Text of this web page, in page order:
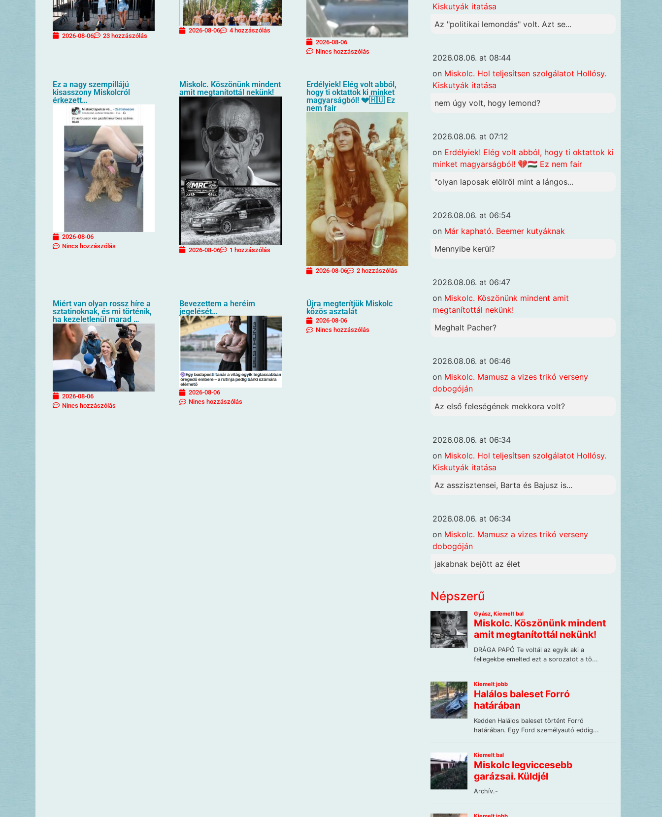
2026-08-06 23 hozzászólás
2026-08-06 4 hozzászólás
2026-08-06
Nincs hozzászólás
Ez a nagy szempillájú
kisasszony Miskolcról
érkezett…
2026-08-06
Nincs hozzászólás
Miskolc. Köszönünk mindent
amit megtanítottál nekünk!
2026-08-06 1 hozzászólás
Erdélyiek! Elég volt abból,
hogy ti oktattok ki minket
magyarságból! 💔🇭🇺 Ez
nem fair
2026-08-06 2 hozzászólás
Miért van olyan rossz híre a
sztatinoknak, és mi történik,
ha kezeletlenül marad …
2026-08-06
Nincs hozzászólás
Bevezettem a heréim
jegelését…
2026-08-06
Nincs hozzászólás
Újra megterítjük Miskolc
közös asztalát
2026-08-06
Nincs hozzászólás
Kiskutyák itatása
Az "politikai lemondás" volt. Azt se...
2026.08.06. at 08:44
on Miskolc. Hol teljesítsen szolgálatot Hollósy.
Kiskutyák itatása
nem úgy volt, hogy lemond?
2026.08.06. at 07:12
on Erdélyiek! Elég volt abból, hogy ti oktattok ki
minket magyarságból! 💔🇭🇺 Ez nem fair
"olyan laposak elölről mint a lángos...
2026.08.06. at 06:54
on Már kapható. Beemer kutyáknak
Mennyibe kerül?
2026.08.06. at 06:47
on Miskolc. Köszönünk mindent amit
megtanítottál nekünk!
Meghalt Pacher?
2026.08.06. at 06:46
on Miskolc. Mamusz a vizes trikó verseny
dobogóján
Az első feleségének mekkora volt?
2026.08.06. at 06:34
on Miskolc. Hol teljesítsen szolgálatot Hollósy.
Kiskutyák itatása
Az asszisztensei, Barta és Bajusz is...
2026.08.06. at 06:34
on Miskolc. Mamusz a vizes trikó verseny
dobogóján
jakabnak bejött az élet
Népszerű